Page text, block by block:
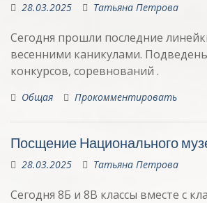
28.03.2025 Татьяна Петрова
Сегодня прошли последние
весенними каникулами.
конкурсов, соревнований .
Общая Прокомментировать
Посщение Национального
28.03.2025 Татьяна Петрова
Сегодня 8Б и 8В классы вместе с